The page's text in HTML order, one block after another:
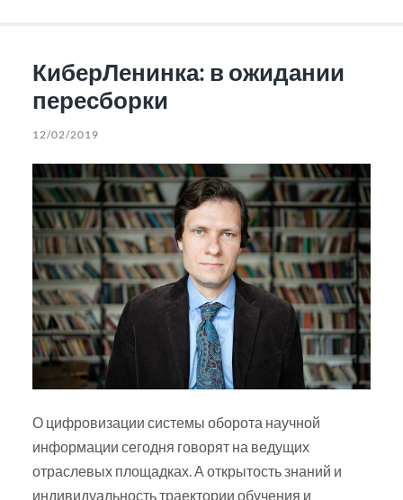
КиберЛенинка: в ожидании
пересборки
12/02/2019
О цифровизации системы оборота научной
информации сегодня говорят на ведущих
отраслевых площадках. А открытость знаний и
индивидуальность траектории обучения и